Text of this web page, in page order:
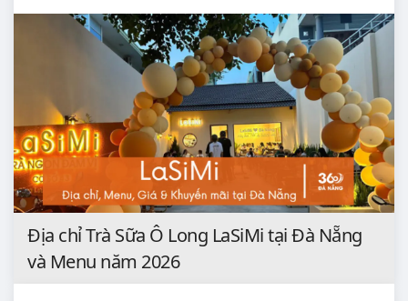
Địa chỉ Trà Sữa Ô Long LaSiMi tại Đà Nẵng
và Menu năm 2026